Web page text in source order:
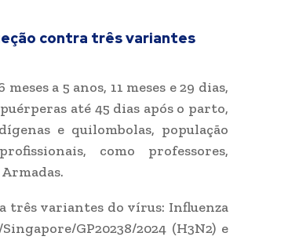
contra três variantes
a 5 anos, 11 meses e 29 dias,
até 45 dias após o parto,
e quilombolas, população
como professores,
três variantes do vírus: Influenza
GP20238/2024 (H3N2) e